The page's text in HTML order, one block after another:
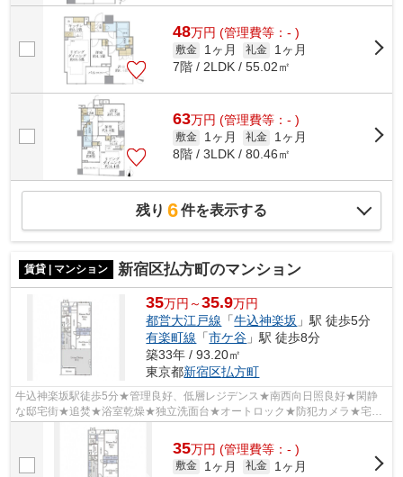
48万円 (管理費等：- )
敷金 1ヶ月 礼金
1ヶ月
7階 / 2LDK / 55.02㎡
63万円 (管理費等：- )
敷金 1ヶ月 礼金
1ヶ月
8階 / 3LDK / 80.46㎡
残り 6件を表示する
賃貸 | マンション 新宿区払方町のマンション
35万円～35.9万円
都営大江戸線 「牛込神楽坂 」駅 徒歩5分
有楽町線 「市ケ谷 」駅 徒歩8分
築33年 / 93.20㎡
東京都新宿区払方町
牛込神楽坂駅徒歩5分★管理良好、低層レジデンス★南西向日照良好★閑静
な邸宅街★追焚★浴室乾燥★独立洗面台★オートロック★防犯カメラ★宅配
35万円 (管理費等：- )
敷金 1ヶ月 礼金
1ヶ月